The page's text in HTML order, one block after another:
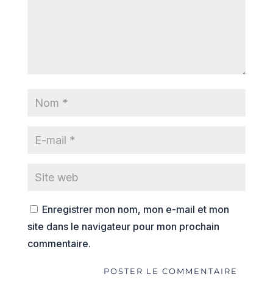
Enregistrer mon nom, mon e-mail et mon
site dans le navigateur pour mon prochain
commentaire.